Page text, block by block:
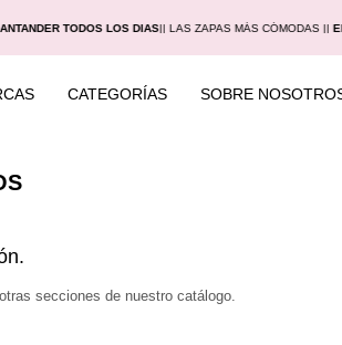
TODOS LOS DIAS|| LAS ZAPAS MÁS CÓMODAS ||
CATEGORÍAS SOBRE
secciones de nuestro catálogo.